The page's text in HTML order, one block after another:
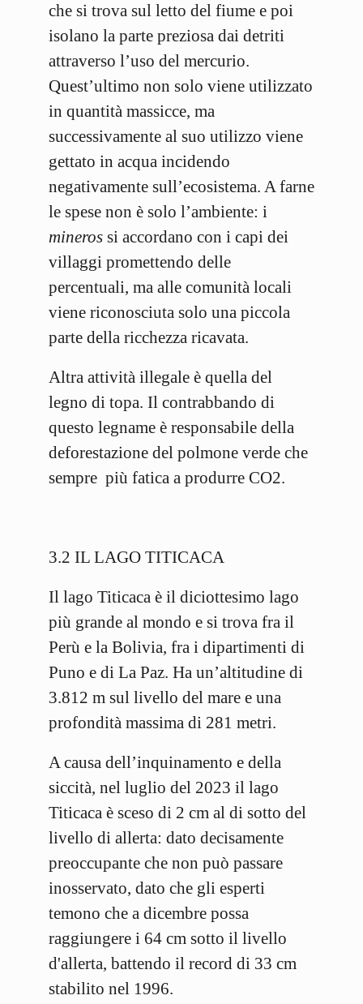
che si trova sul letto del fiume e poi
isolano la parte preziosa dai detriti
attraverso l’uso del mercurio.
Quest’ultimo non solo viene utilizzato
in quantità massicce, ma
successivamente al suo utilizzo viene
gettato in acqua incidendo
negativamente sull’ecosistema. A farne
le spese non è solo l’ambiente: i
mineros si accordano con i capi dei
villaggi promettendo delle
percentuali, ma alle comunità locali
viene riconosciuta solo una piccola
parte della ricchezza ricavata.
Altra attività illegale è quella del
legno di topa. Il contrabbando di
questo legname è responsabile della
deforestazione del polmone verde che
sempre più fatica a produrre CO2.
3.2 IL LAGO TITICACA
Il lago Titicaca è il diciottesimo lago
più grande al mondo e si trova fra il
Perù e la Bolivia, fra i dipartimenti di
Puno e di La Paz. Ha un’altitudine di
3.812 m sul livello del mare e una
profondità massima di 281 metri.
A causa dell’inquinamento e della
siccità, nel luglio del 2023 il lago
Titicaca è sceso di 2 cm al di sotto del
livello di allerta: dato decisamente
preoccupante che non può passare
inosservato, dato che gli esperti
temono che a dicembre possa
raggiungere i 64 cm sotto il livello
d'allerta, battendo il record di 33 cm
stabilito nel 1996.